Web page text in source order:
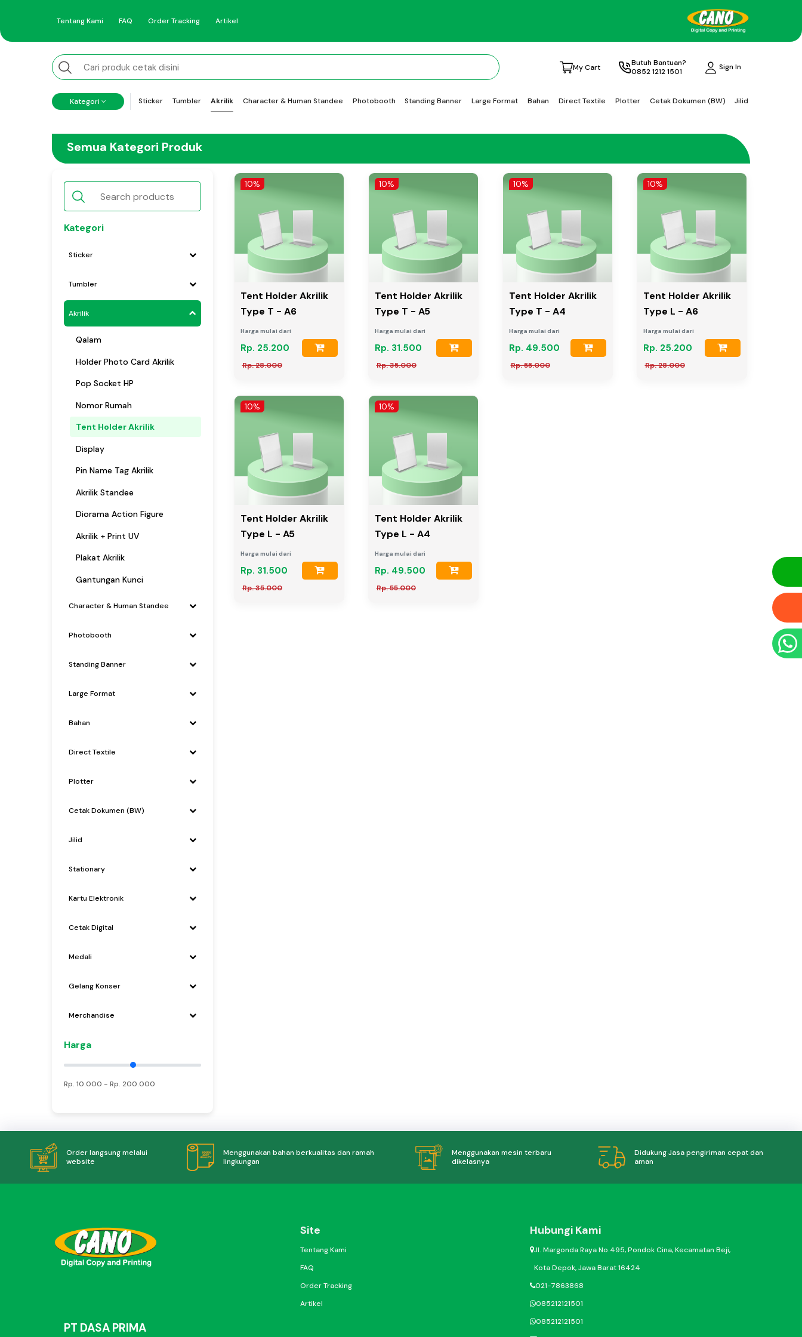
Tentang Kami FAQ Order Tracking Artikel
My Cart
Butuh Bantuan?
0852 1212 1501
Sign In
Kategori Sticker Tumbler Akrilik Character & Human Standee Photobooth Standing Banner Large Format Bahan Direct Textile Plotter Cetak Dokumen (BW) Jilid
Semua Kategori Produk
Kategori
Sticker
Tumbler
Akrilik
Qalam
Holder Photo Card Akrilik
Pop Socket HP
Nomor Rumah
Tent Holder Akrilik
Display
Pin Name Tag Akrilik
Akrilik Standee
Diorama Action Figure
Akrilik + Print UV
Plakat Akrilik
Gantungan Kunci
Character & Human Standee
Photobooth
Standing Banner
Large Format
Bahan
Direct Textile
Plotter
Cetak Dokumen (BW)
Jilid
Stationary
Kartu Elektronik
Cetak Digital
Medali
Gelang Konser
Merchandise
Harga
Rp. 10.000 - Rp. 200.000
10%
Tent Holder Akrilik
Type T - A6
Harga mulai dari
Rp. 25.200
Rp. 28.000
10%
Tent Holder Akrilik
Type T - A5
Harga mulai dari
Rp. 31.500
Rp. 35.000
10%
Tent Holder Akrilik
Type T - A4
Harga mulai dari
Rp. 49.500
Rp. 55.000
10%
Tent Holder Akrilik
Type L - A6
Harga mulai dari
Rp. 25.200
Rp. 28.000
10%
Tent Holder Akrilik
Type L - A5
Harga mulai dari
Rp. 31.500
Rp. 35.000
10%
Tent Holder Akrilik
Type L - A4
Harga mulai dari
Rp. 49.500
Rp. 55.000
Order langsung melalui
website
Menggunakan bahan berkualitas dan ramah
lingkungan
Menggunakan mesin terbaru
dikelasnya
Didukung Jasa pengiriman cepat dan
aman
PT DASA PRIMA
Site
Tentang Kami
FAQ
Order Tracking
Artikel
Hubungi Kami
Jl. Margonda Raya No.495, Pondok Cina, Kecamatan Beji,
Kota Depok, Jawa Barat 16424
021-7863868
085212121501
085212121501